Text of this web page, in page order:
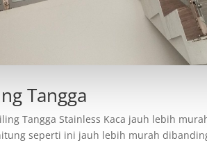
Tangga
Tangga Stainless Kaca jauh lebih
seperti ini jauh lebih murah